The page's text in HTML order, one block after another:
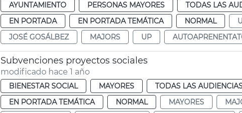
AYUNTAMIENTO PERSONAS MAYORES TODAS LAS
EN PORTADA
EN PORTADA TEMÁTICA NORMAL
JOSÉ GOSÁLBEZ
MAJORS UP
Subvenciones proyectos sociales
modificado hace 1 año
BIENESTAR SOCIAL MAYORES TODAS LAS
EN PORTADA TEMÁTICA
NORMAL MAYORES